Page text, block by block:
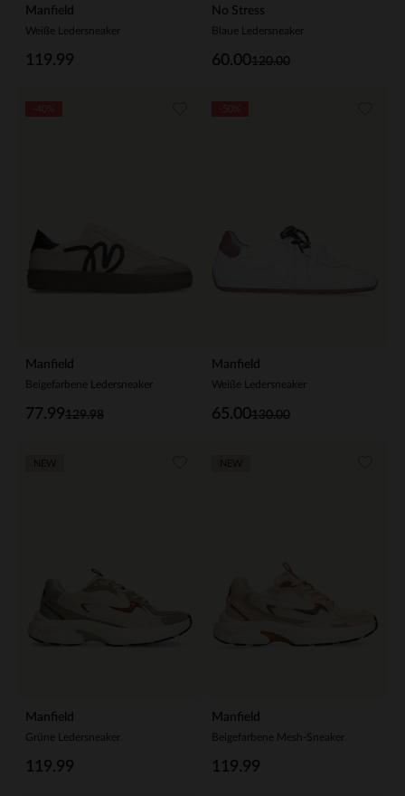
Manfield
Weiße Ledersneaker
119.99
No Stress
Blaue Ledersneaker
120.00
60.00
Manfield
Beigefarbene Ledersneaker
129.98
77.99
Manfield
Weiße Ledersneaker
130.00
65.00
Manfield
Grüne Ledersneaker
119.99
Manfield
Beigefarbene Mesh-Sneaker
119.99